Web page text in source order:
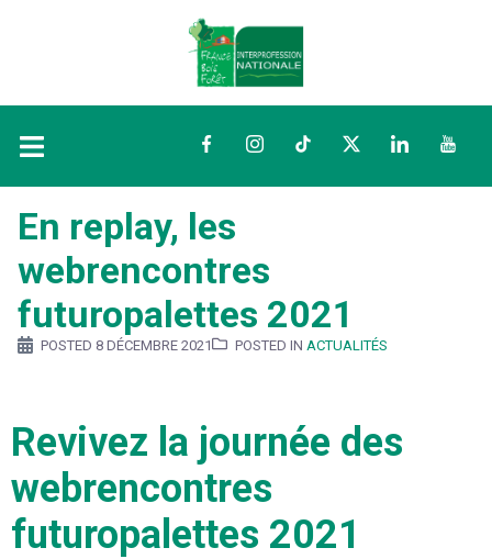
FacebookInstagramTikTokTwitterLinkedIn
En replay, les
webrencontres
futuropalettes 2021
POSTED 8 DÉCEMBRE 2021 POSTED IN ACTUALITÉS
Revivez la journée des
webrencontres
futuropalettes 2021